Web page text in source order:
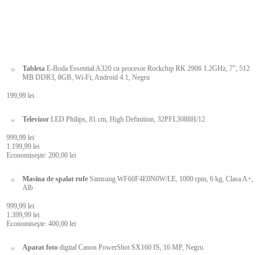
Tableta E-Boda Essential A320 cu procesor Rockchip RK 2906 1.2GHz, 7", 512
MB DDR3, 8GB, Wi-Fi, Android 4.1, Negru
199,99 lei
Televizor LED Philips, 81 cm, High Definition, 32PFL3088H/12
999,99 lei
1.199,99 lei
Economiseşte: 200,00 lei
Masina de spalat rufe Samsung WF60F4E0N0W/LE, 1000 rpm, 6 kg, Clasa A+,
Alb
999,99 lei
1.399,99 lei
Economiseşte: 400,00 lei
Aparat foto digital Canon PowerShot SX160 IS, 16 MP, Negru